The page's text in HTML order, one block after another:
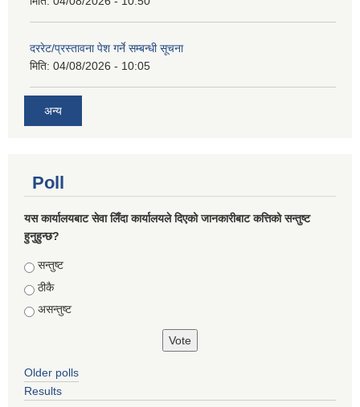
दररेट/प्रस्तावना पेश गर्ने सम्बन्धी सूचना
मिति: 04/08/2026 - 10:05
अन्य
Poll
यस कार्यालयबाट सेवा लिँदा कार्यालयले दिएको जानकारीबाट कत्तिको सन्तुष्ट
हुनुहुन्छ?
Choices
सन्तुष्ट
ठीकै
असन्तुष्ट
Older polls
Results